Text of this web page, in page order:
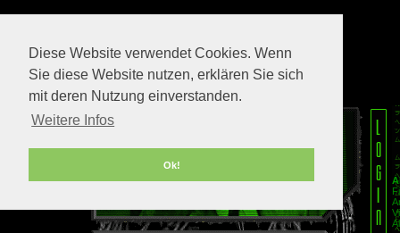
Diese Website verwendet Cookies. Wenn
Sie diese Website nutzen, erklären Sie sich
mit deren Nutzung einverstanden.
Weitere Infos
Ok!